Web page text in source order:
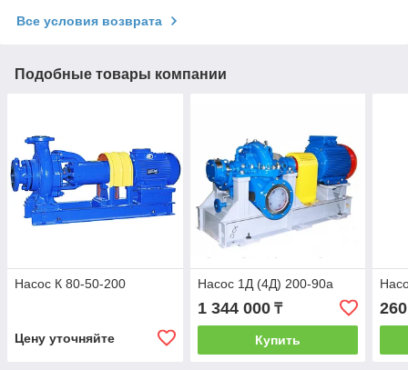
Все условия возврата
Подобные товары компании
Насос К 80-50-200
Цену уточняйте
Насос 1Д (4Д) 200-90а
1 344 000₸
Купить